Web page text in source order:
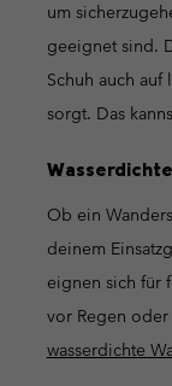
um
geeignet sind.
Schuh auch
sorgt. Das
Ob ein
deinem
eignen sich für
vor Regen oder
wasserdichte